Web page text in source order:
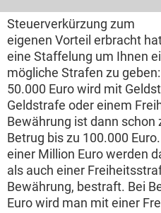
Steuerverkürzung zum
eigenen Vorteil erbracht
eine Staffelung um Ihnen
mögliche Strafen zu
50.000 Euro wird mit
Geldstrafe oder einem
Bewährung ist dann schon
Betrug bis zu 100.000
einer Million Euro werden
als auch einer
Bewährung, bestraft. Bei
Euro wird man mit einer